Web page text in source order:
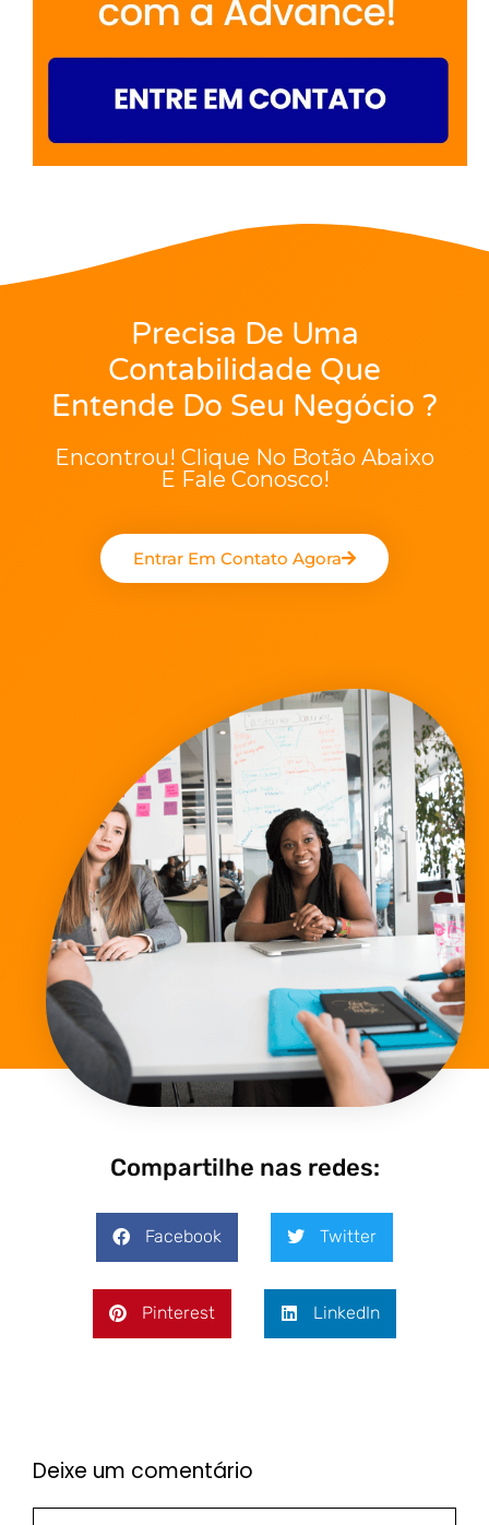
Precisa De Uma
Contabilidade Que
Entende Do Seu Negócio ?
Encontrou! Clique No Botão Abaixo
E Fale Conosco!
Entrar Em Contato Agora
Compartilhe nas redes:
Facebook Twitter
Pinterest LinkedIn
Deixe um comentário